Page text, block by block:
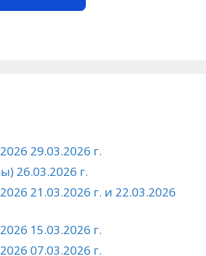
29.03.2026 г.
26.03.2026 г.
21.03.2026 г. и 22.03.2026
15.03.2026 г.
07.03.2026 г.